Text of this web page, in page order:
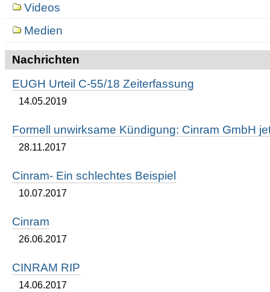
Videos
Medien
Nachrichten
EUGH Urteil C-55/18 Zeiterfassung
14.05.2019
Formell unwirksame Kündigung: Cinram GmbH
28.11.2017
Cinram- Ein schlechtes Beispiel
10.07.2017
Cinram
26.06.2017
CINRAM RIP
14.06.2017